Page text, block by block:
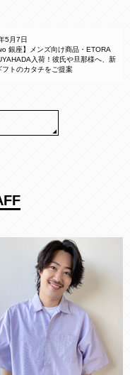
5月7日
銀座】メンズ向け商品・ETORA
入荷！彼氏や旦那様へ、新
フトのカタチをご提案